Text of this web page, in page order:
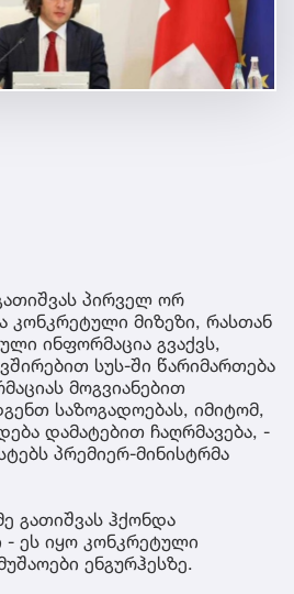
პირველ ორ
კონკრეტული მიზეზი, რასთან
ინფორმაცია გვაქვს,
სუს-ში წარიმართება
მოგვიანებით
საზოგადოებას, იმიტომ,
დამატებით ჩაღრმავება, -
პრემიერ-მინისტრმა
გათიშვას ჰქონდა
- ეს იყო კონკრეტული
ენგურჰესზე.